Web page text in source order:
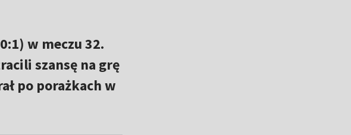
w meczu 32.
szansę na grę
po porażkach w